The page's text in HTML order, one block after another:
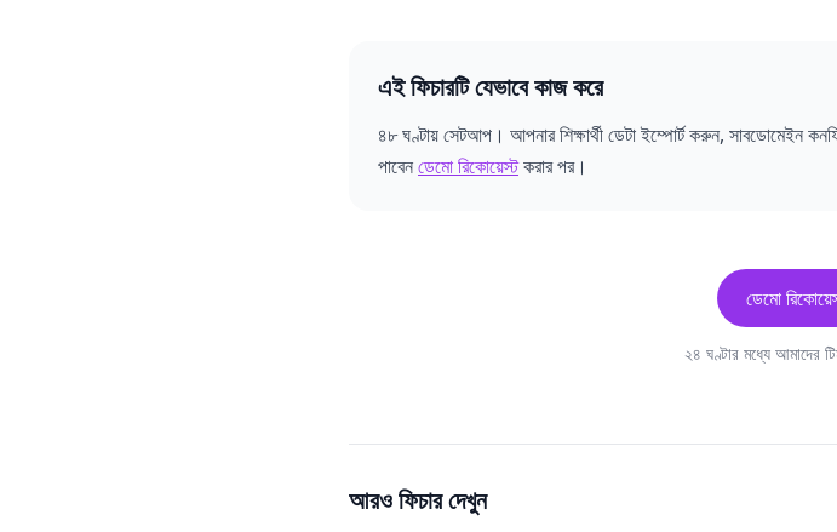
এই ফিচারটি যেভাবে কাজ করে
৪৮ ঘণ্টায় সেটআপ। আপনার শিক্ষার্থী ডেটা ইম্পোর্ট করুন, সাবডোমেইন
পাবেনডেমো রিকোয়েস্টকরার পর।
ডেমো
২৪ ঘণ্টার মধ্যে আমাদের
আরও ফিচার দেখুন